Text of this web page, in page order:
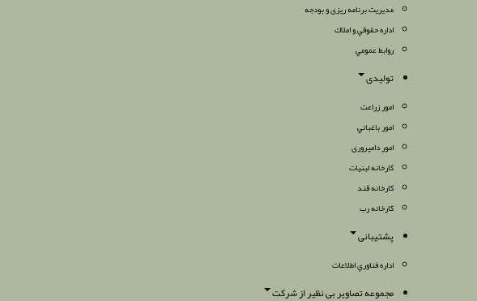
مدیریت برنامه ریزی و بودجه
اداره حقوقي و املاك
روابط عمومي
تولیدی
امور زراعت
امور باغباني
امور دامپروری
كارخانه لبنيات
كارخانه قند
کارخانه رب
پشتیبانی
اداره فناوري اطلاعات
مجموعه تصاویر بی نظیر از شرکت